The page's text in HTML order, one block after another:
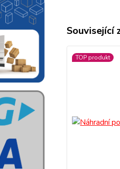
Související
TOP produkt